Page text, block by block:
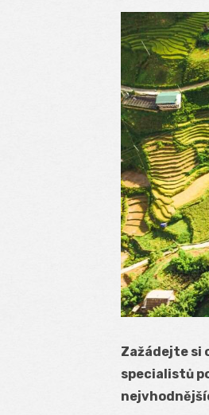
Zažádejte si
specialistů